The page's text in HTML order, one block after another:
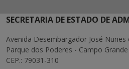
SECRETARIA DE ESTADO DE
Avenida Desembargador José Nunes
Parque dos Poderes - Campo
CEP.: 79031-310